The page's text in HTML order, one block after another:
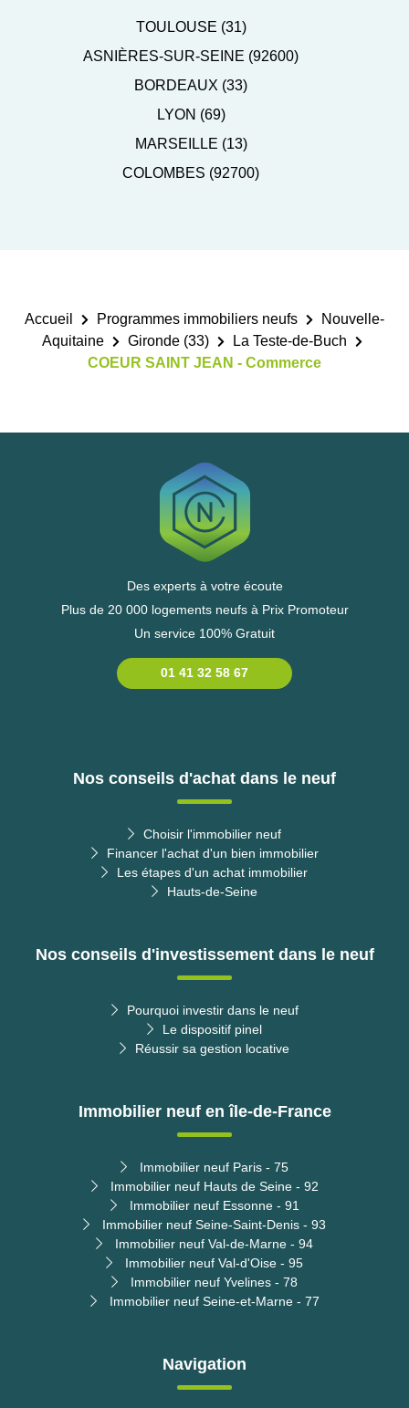
TOULOUSE (31)
ASNIÈRES-SUR-SEINE (92600)
BORDEAUX (33)
LYON (69)
MARSEILLE (13)
COLOMBES (92700)
Accueil Programmes immobiliers neufs
Nouvelle-
Aquitaine
Gironde (33)
La Teste-de-Buch
COEUR SAINT JEAN - Commerce
Des experts à votre écoute
Plus de 20 000 logements neufs à Prix Promoteur
Un service 100% Gratuit
01 41 32 58 67
Nos conseils d'achat dans le neuf
Choisir l'immobilier neuf
Financer l'achat d'un bien immobilier
Les étapes d'un achat immobilier
Hauts-de-Seine
Nos conseils d'investissement dans le neuf
Pourquoi investir dans le neuf
Le dispositif pinel
Réussir sa gestion locative
Immobilier neuf en île-de-France
Immobilier neuf Paris - 75
Immobilier neuf Hauts de Seine - 92
Immobilier neuf Essonne - 91
Immobilier neuf Seine-Saint-Denis - 93
Immobilier neuf Val-de-Marne - 94
Immobilier neuf Val-d'Oise - 95
Immobilier neuf Yvelines - 78
Immobilier neuf Seine-et-Marne - 77
Navigation